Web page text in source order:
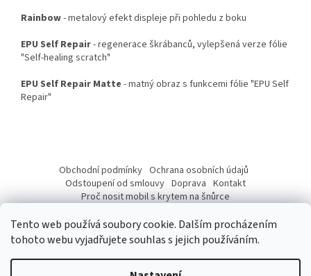
Tento web používá soubory cookie. Dalším procházením
tohoto webu vyjadřujete souhlas s jejich používáním.
Rainbow- metalový efekt displeje při pohledu z boku
EPU Self Repair- regenerace škrábanců, vylepšená verze fólie
"Self-healing scratch"
EPU Self Repair Matte - matný obraz s funkcemi fólie "EPU Self
Repair"
a
Obchodní podmínky Ochrana osobních údajů
Odstoupení od smlouvy Doprava Kontakt
Proč nosit mobil s krytem na šnůrce